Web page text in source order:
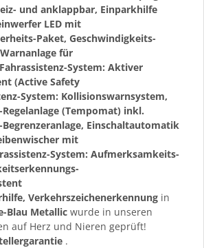
und anklappbar, Einparkhilfe
LED mit
Paket, Geschwindigkeits-
für
System: Aktiver
(Active Safety
System: Kollisionswarnsystem,
(Tempomat) inkl.
Einschaltautomatik
mit
System: Aufmerksamkeits-
Verkehrszeichenerkennung in
Blau Metallic wurde in unseren
auf Herz und Nieren geprüft!
.